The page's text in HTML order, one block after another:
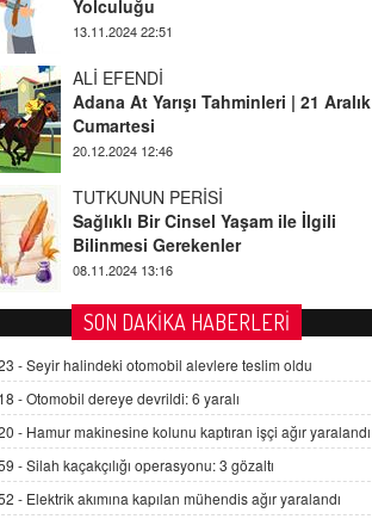
Yolculuğu
13.11.2024 22:51
ALİ EFENDİ
Adana At Yarışı Tahminleri | 21 Aralık
Cumartesi
20.12.2024 12:46
TUTKUNUN PERİSİ
Sağlıklı Bir Cinsel Yaşam ile İlgili
Bilinmesi Gerekenler
08.11.2024 13:16
FARUK ÖNALAN
Tezkere Onaylanmasaydı…
2 Kasım 2021 Salı 00:11
AV. DOĞAN CAN DOĞAN
Kişisel verilerin korunması ve dijital
hukukun gelişimi
15.09.2025 16:17
SON DAKİKA HABERLERİ
-Seyir halindeki otomobil alevlere teslim oldu
-Otomobil dereye devrildi: 6 yaralı
- Hamur makinesine kolunu kaptıran işçi ağır yaralandı
-Silah kaçakçılığı operasyonu: 3 gözaltı
- Elektrik akımına kapılan mühendis ağır yaralandı